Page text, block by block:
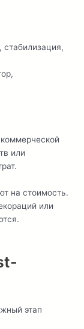
стабилизация,
или
на стоимость.
или
этап